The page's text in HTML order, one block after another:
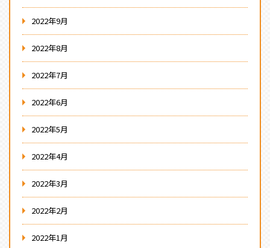
2022年9月
2022年8月
2022年7月
2022年6月
2022年5月
2022年4月
2022年3月
2022年2月
2022年1月